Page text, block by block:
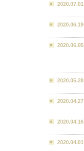
2020.07.01
2020.06.19
2020.06.05
2020.05.28
2020.04.27
2020.04.16
2020.04.01